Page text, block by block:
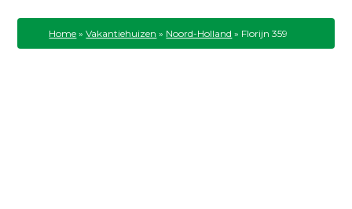
Home »Vakantiehuizen » Noord-Holland » Florijn 359